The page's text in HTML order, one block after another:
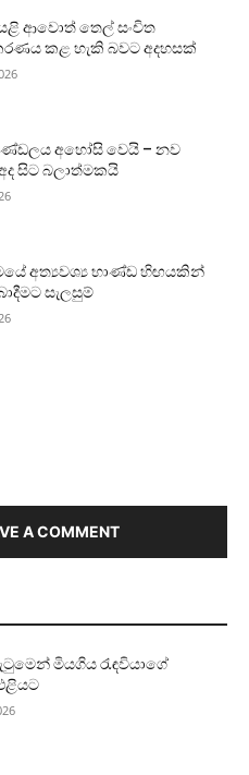
යළි ආවොත් තෙල් සංචිත
කළ හැකි බවට අදහසක්
අහෝසි වෙයි – නව
සිට බලාත්මකයි
අත්‍යවශ්‍ය භාණ්ඩ හිඟයකින්
සැලසුම්
A COMMENT
මියගිය රැඳවියාගේ